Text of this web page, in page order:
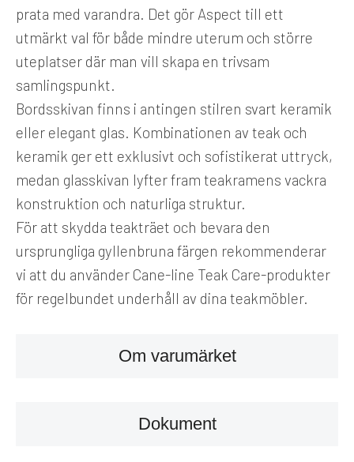
Om varumärket
Dokument
prata med varandra. Det gör Aspect till ett
utmärkt val för både mindre uterum och större
uteplatser där man vill skapa en trivsam
samlingspunkt.
Bordsskivan finns i antingen stilren svart keramik
eller elegant glas. Kombinationen av teak och
keramik ger ett exklusivt och sofistikerat uttryck,
medan glasskivan lyfter fram teakramens vackra
konstruktion och naturliga struktur.
För att skydda teakträet och bevara den
ursprungliga gyllenbruna färgen rekommenderar
vi att du använder Cane-line Teak Care-produkter
för regelbundet underhåll av dina teakmöbler.